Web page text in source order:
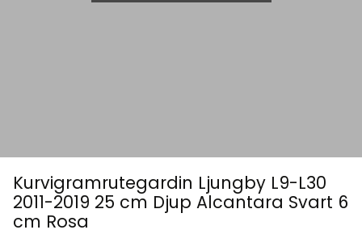
Kurvigramrutegardin Ljungby L9-L30
2011-2019 25 cm Djup Alcantara Svart 6
cm Rosa